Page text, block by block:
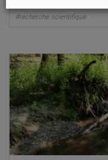
#recherche scientifique